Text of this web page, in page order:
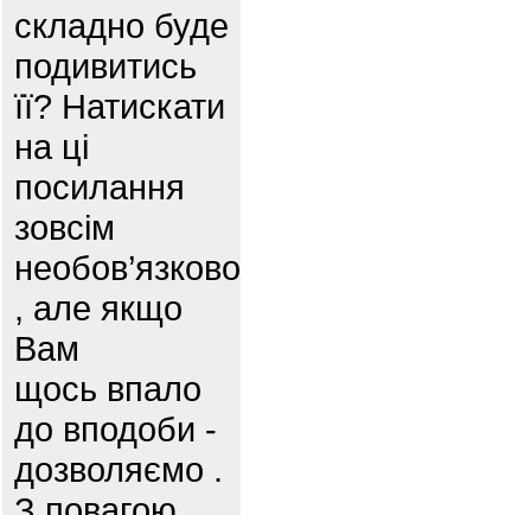
складно буде
подивитись
її? Натискати
на ці
посилання
зовсім
необов’язково
, але якщо
Вам
щось впало
до вподоби -
дозволяємо .